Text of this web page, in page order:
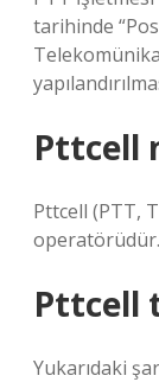
tarihinde
Pttcell
Pttcell (PTT,
Pttcell
Yukarıdaki